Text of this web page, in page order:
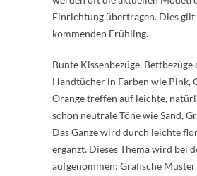
Einrichtung übertragen. Dies gilt
kommenden Frühling.
Bunte Kissenbezüge, Bettbezüge
Handtücher in Farben wie Pink,
Orange treffen auf leichte,
schon neutrale Töne wie Sand,
Das Ganze wird durch leichte
ergänzt. Dieses Thema wird bei
aufgenommen: Grafische